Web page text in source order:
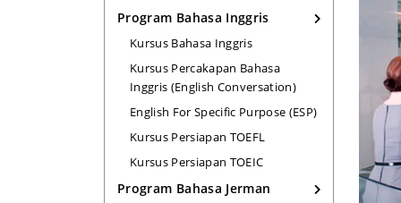
Program Bahasa Inggris
Kursus Bahasa Inggris
Kursus Percakapan Bahasa
Inggris (English Conversation)
English For Specific Purpose (ESP)
Kursus Persiapan TOEFL
Kursus Persiapan TOEIC
Program Bahasa Jerman